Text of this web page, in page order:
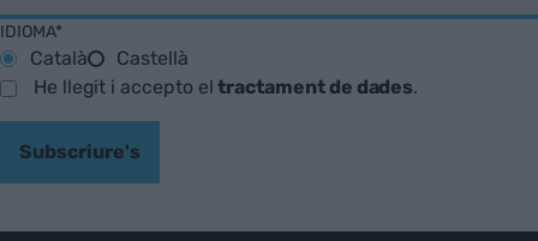
IDIOMA*
Català
Castellà
He llegit i accepto eltractament de dades.
Subscriure's